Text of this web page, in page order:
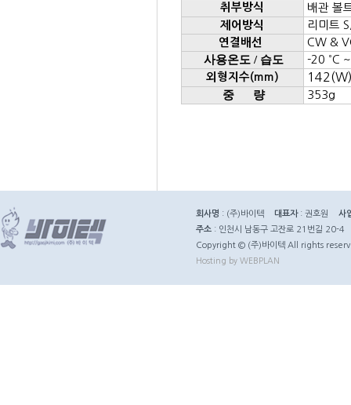
취부방식 배관 볼
제어방식 리미트
연결배선 CW &
사용온도 / 습도 -20 ˚ C
외형지수(mm)
중 량
353g
회사명 : (주)바이텍 대표자: 권호원
사
주소 : 인천시 남동구 고잔로 21번길 20-4
Copyright © (주)바이텍 All rights
Hosting by WEBPLAN